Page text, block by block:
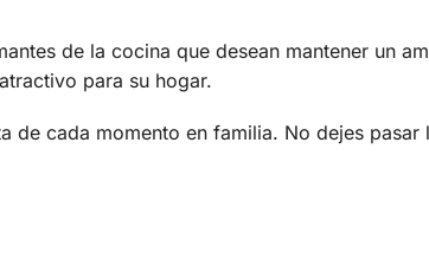
de la cocina que desean mantener un
para su hogar.
de cada momento en familia. No dejes